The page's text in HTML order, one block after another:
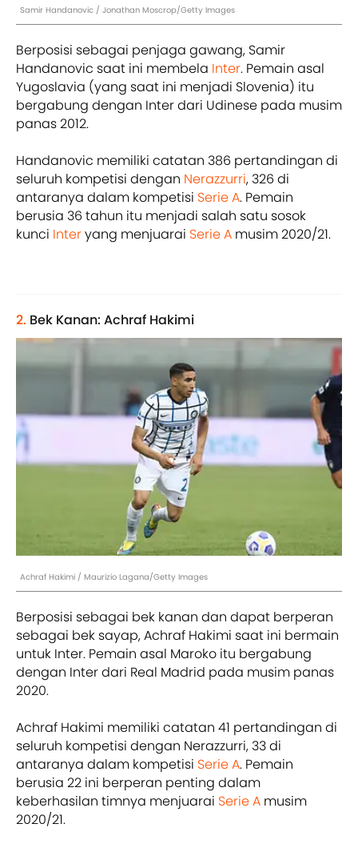
Samir Handanovic / Jonathan Moscrop/Getty Images
Berposisi sebagai penjaga gawang, Samir
Handanovic saat ini membela Inter. Pemain asal
Yugoslavia (yang saat ini menjadi Slovenia) itu
bergabung dengan Inter dari Udinese pada musim
panas 2012.
Handanovic memiliki catatan 386 pertandingan di
seluruh kompetisi dengan Nerazzurri, 326 di
antaranya dalam kompetisi Serie A. Pemain
berusia 36 tahun itu menjadi salah satu sosok
kunci Interyang menjuarai Serie A musim 2020/21.
2. Bek Kanan: Achraf Hakimi
Achraf Hakimi / Maurizio Lagana/Getty Images
Berposisi sebagai bek kanan dan dapat berperan
sebagai bek sayap, Achraf Hakimi saat ini bermain
untuk Inter. Pemain asal Maroko itu bergabung
dengan Inter dari Real Madrid pada musim panas
2020.
Achraf Hakimi memiliki catatan 41 pertandingan di
seluruh kompetisi dengan Nerazzurri, 33 di
antaranya dalam kompetisi Serie A. Pemain
berusia 22 ini berperan penting dalam
keberhasilan timnya menjuarai Serie A musim
2020/21.